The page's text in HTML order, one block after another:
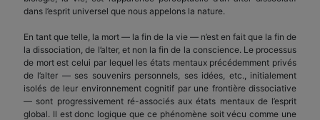
dans l’esprit universel que nous appelons la nature.
En tant que telle, la mort — la fin de la vie — n’est en fait que la fin de
la dissociation, de l’alter, et non la fin de la conscience. Le processus
de mort est celui par lequel les états mentaux précédemment privés
de l’alter — ses souvenirs personnels, ses idées, etc., initialement
isolés de leur environnement cognitif par une frontière dissociative
— sont progressivement ré-associés aux états mentaux de l’esprit
global. Il est donc logique que ce phénomène soit vécu comme une